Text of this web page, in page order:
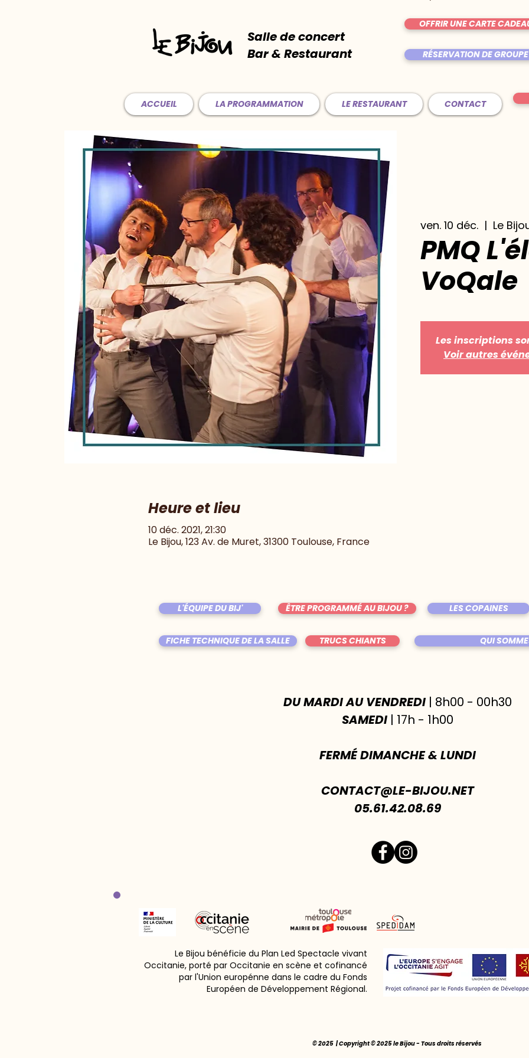
Salle de concert
Bar & Restaurant
OFFRIR UNE CARTE
RÉSERVATION DE GROUPE
ACCUEIL LA PROGRAMMATION LE RESTAURANT CONTACT
ven. 10 déc.
  |
Le
PMQ
VoQale
Les inscriptions
Voir autres
Heure et lieu
10 déc. 2021, 21:30
Le Bijou, 123 Av. de Muret, 31300 Toulouse, France
L'ÉQUIPE DU BIJ' ÊTRE PROGRAMMÉ AU BIJOU ? LES COPAINES
FICHE TECHNIQUE DE LA SALLE TRUCS CHIANTS QUI
DU MARDI AU VENDREDI| 8h00 - 00h30
SAMEDI| 17h - 1h00
FERMÉ DIMANCHE & LUNDI
CONTACT@LE-BIJOU.NET
05.61.42.08.69
Le Bijou bénéficie du Plan Led Spectacle vivant
Occitanie, porté par Occitanie en scène et cofinancé
par l'Union europénne dans le cadre du Fonds
Européen de Développement Régional.
© 2025 | Copyright © 2025 le Bijou - Tous droits réservés